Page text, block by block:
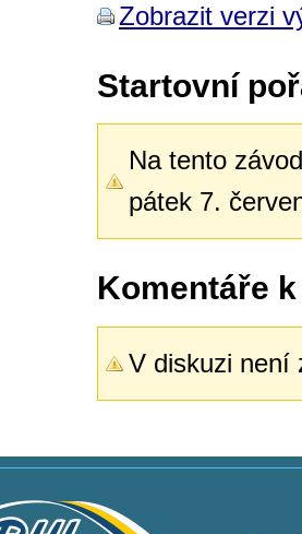
Zobrazit verzi
Startovní
Na tento
pátek 7.
Komentáře
V diskuzi není